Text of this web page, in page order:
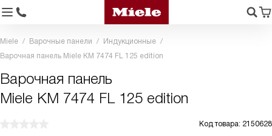
Miele Варочные панели
Индукционные
Варочная панель Miele KM 7474 FL 125 edition
Варочная панель
Miele KM 7474 FL 125 edition
Код товара: 2150628